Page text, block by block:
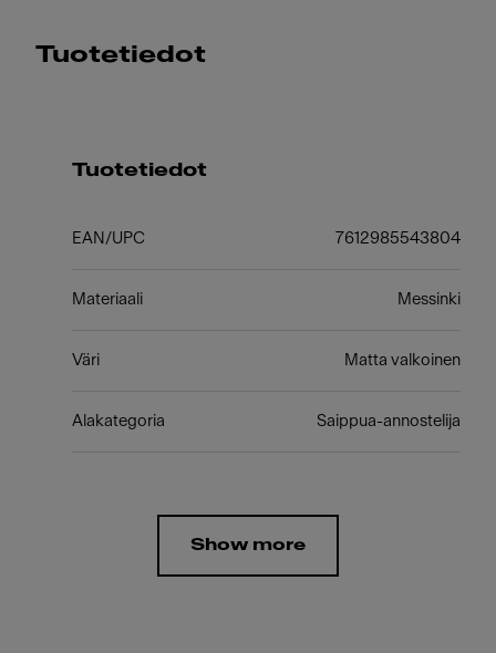
Tuotetiedot
Tuotetiedot
EAN/UPC 7612985543804
Materiaali Messinki
Väri Matta valkoinen
Alakategoria Saippua-annostelija
Show more